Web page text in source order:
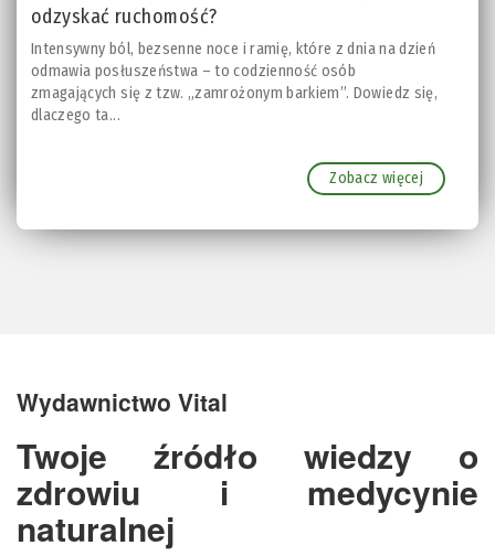
odzyskać ruchomość?
Intensywny ból, bezsenne noce i ramię, które z dnia na dzień
odmawia posłuszeństwa – to codzienność osób
zmagających się z tzw. „zamrożonym barkiem”. Dowiedz się,
dlaczego ta...
Zobacz więcej
Wydawnictwo Vital
Twoje źródło wiedzy o
zdrowiu i medycynie
naturalnej